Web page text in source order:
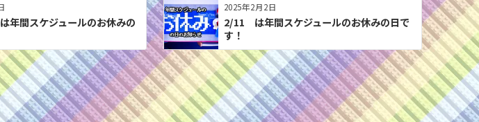
年間スケジュールのお休みの
2025年2月2日
2/11 は年間スケジュールのお休みの日で
す！